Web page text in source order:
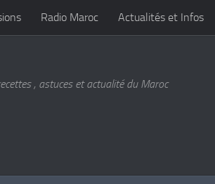
Radio Maroc Actualités et Infos
, astuces et actualité du Maroc